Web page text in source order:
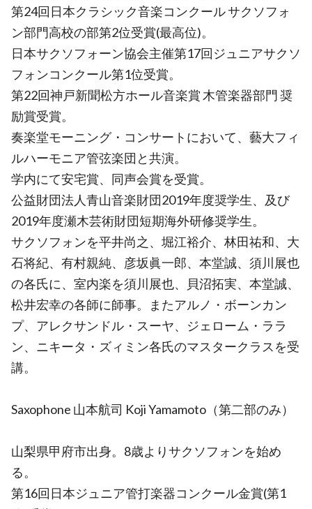
第24回日本クラシック音楽コンクール サクソフォ
ン部門高校の部第2位受賞(最高位)。
日本サクソフォーン協会主催第17回ジュニアサクソ
フォンコンクール第1位受賞。
第22回神戸新聞松方ホール音楽賞 木管楽器部門 奨
励賞受賞。
奏楽堂モーニング・コンサートにおいて、藝大フィ
ルハーモニア管弦楽団と共演。
学内にて安宅賞、同声会賞を受賞。
公益財団法人青山音楽財団2019年度奨学生、及び
2019年度瀬木芸術財団短期海外研修奨学生。
サクソフォンを平井尚之、堀江裕介、林田祐和、大
石将紀、有村親純、彦坂眞一郎、本堂誠、須川展也
の各氏に、室内楽を須川展也、貝沼拓実、本堂誠、
松井宏幸の各師に師事。またアルノ・ボーンカン
プ、アレクサンドル・スーヤ、ジェローム・ララ
ン、ニキータ・ズィミン各氏のマスタークラスを受
講。
Saxophone 山本航司 Koji Yamamoto（第二部のみ）
山梨県甲府市出身。8歳よりサクソフォンを始め
る。
第16回日本ジュニア管打楽器コンクール金賞(第1